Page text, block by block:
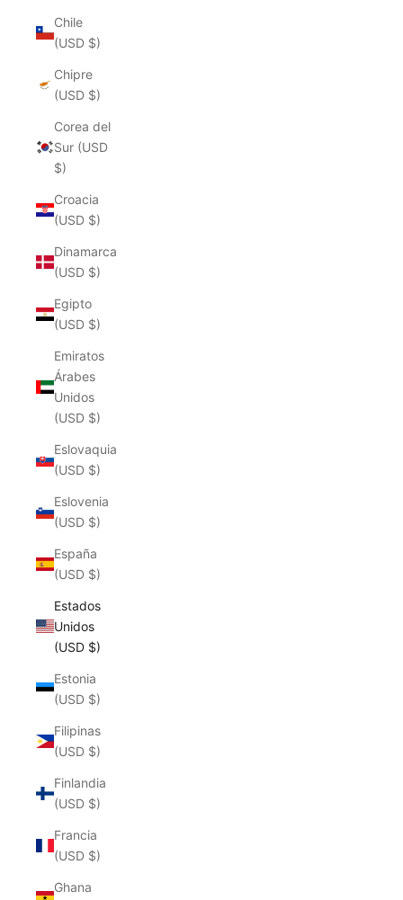
Chile
(USD $)
Chipre
(USD $)
Corea del
Sur (USD
$)
Croacia
(USD $)
Dinamarca
(USD $)
Egipto
(USD $)
Emiratos
Árabes
Unidos
(USD $)
Eslovaquia
(USD $)
Eslovenia
(USD $)
España
(USD $)
Estados
Unidos
(USD $)
Estonia
(USD $)
Filipinas
(USD $)
Finlandia
(USD $)
Francia
(USD $)
Ghana